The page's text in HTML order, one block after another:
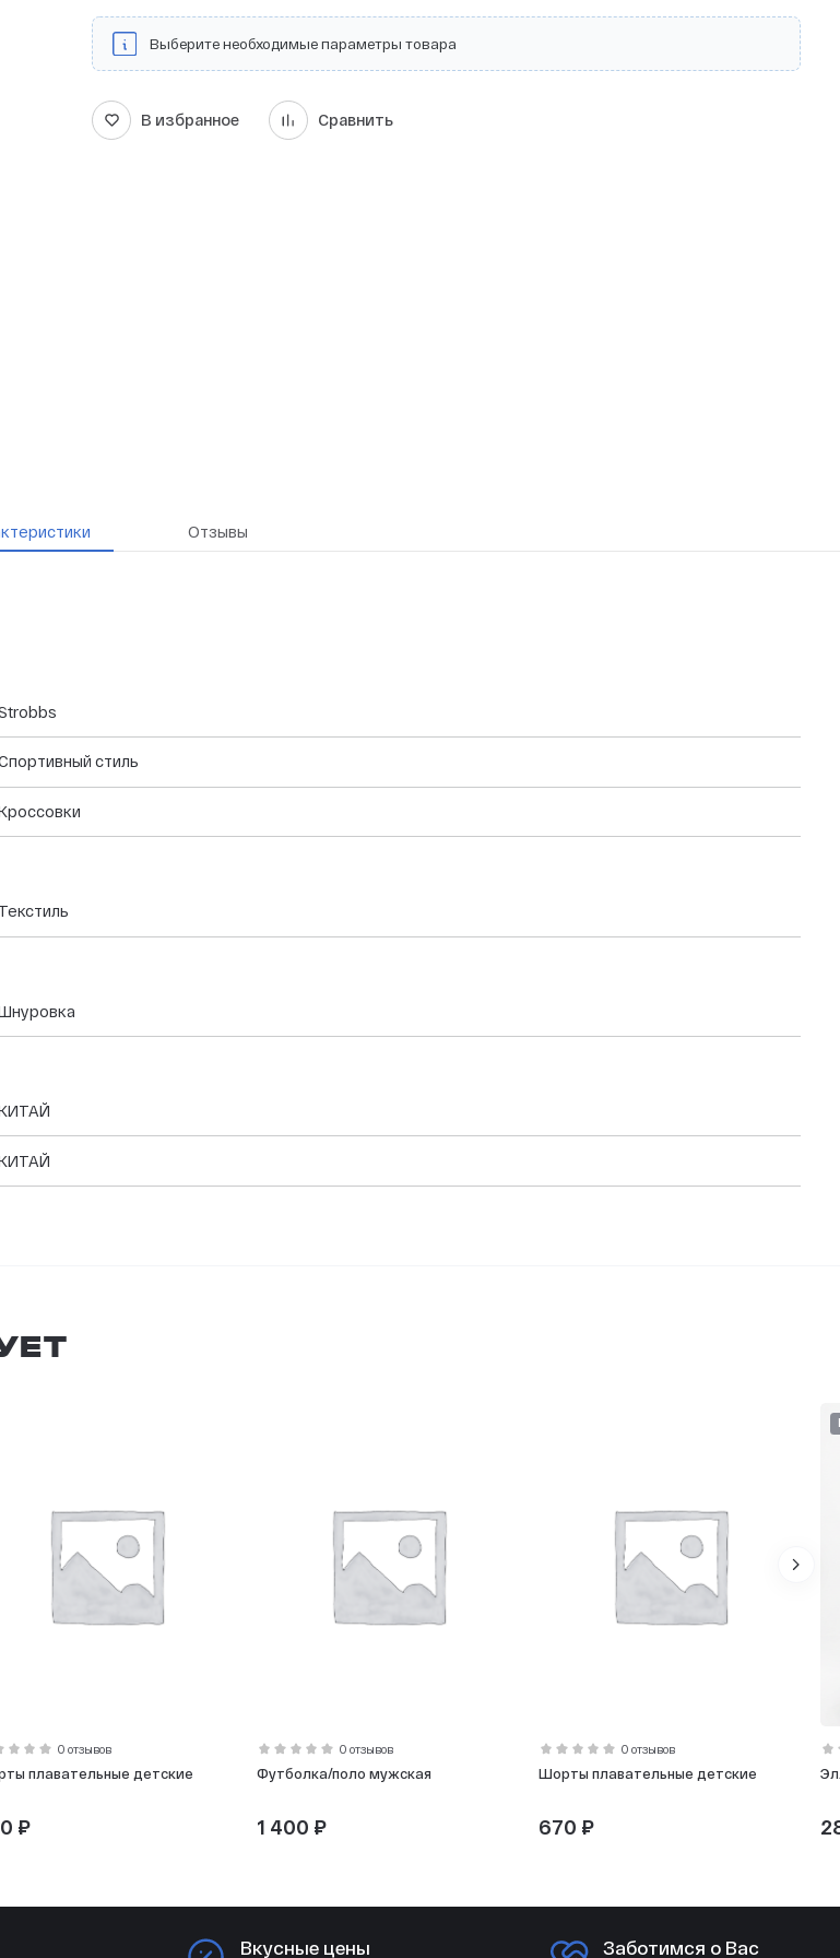
Выберите необходимые параметры товара
В избранное Сравнить
Отзывы
стиль
Текстиль
0 отзывов
плавательные детские
₽
0 отзывов
Футболка/поло мужская
1 400 ₽
0 отзывов
Шорты плавательные детские
670 ₽
Вкусные цены Заботимся о Вас